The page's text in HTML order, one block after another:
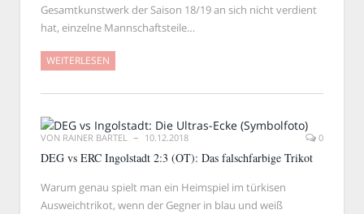
Gesamtkunstwerk der Saison 18/19 an sich nicht verdient
hat, einzelne Mannschaftsteile…
WEITERLESEN
VON RAINER BARTEL 10.12.2018 0
DEG vs ERC Ingolstadt 2:3 (OT): Das falschfarbige Trikot
Warum genau spielt man ein Heimspiel im türkisen
Ausweichtrikot, wenn der Gegner in blau und weiß